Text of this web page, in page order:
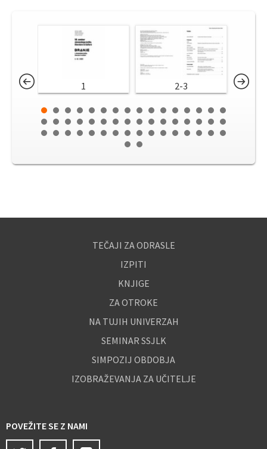
1 2-3
TEČAJI ZA ODRASLE
IZPITI
KNJIGE
ZA OTROKE
NA TUJIH UNIVERZAH
SEMINAR SSJLK
SIMPOZIJ OBDOBJA
IZOBRAŽEVANJA ZA UČITELJE
POVEŽITE SE Z NAMI
Twitter
Facebook